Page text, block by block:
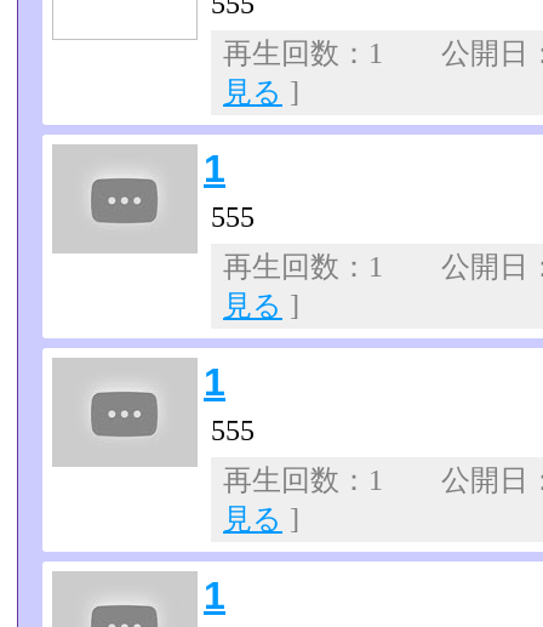
再生回数：1 公開
見る ]
1
555
再生回数：1 公開
見る ]
1
555
再生回数：1 公開
見る ]
1